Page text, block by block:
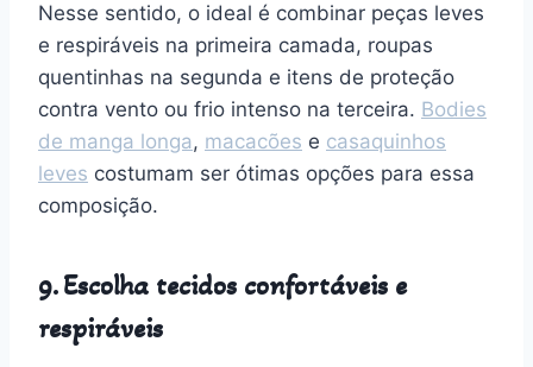
Nesse sentido, o ideal é combinar peças leves
e respiráveis na primeira camada, roupas
quentinhas na segunda e itens de proteção
contra vento ou frio intenso na terceira. Bodies
de manga longa, macacões e casaquinhos
leves costumam ser ótimas opções para essa
composição.
9. Escolha tecidos confortáveis e
respiráveis